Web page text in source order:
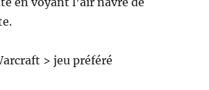
> jeu préféré